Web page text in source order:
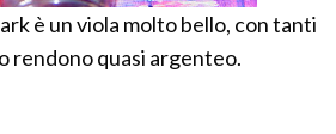
è un viola molto bello, con tanti
rendono quasi argenteo.